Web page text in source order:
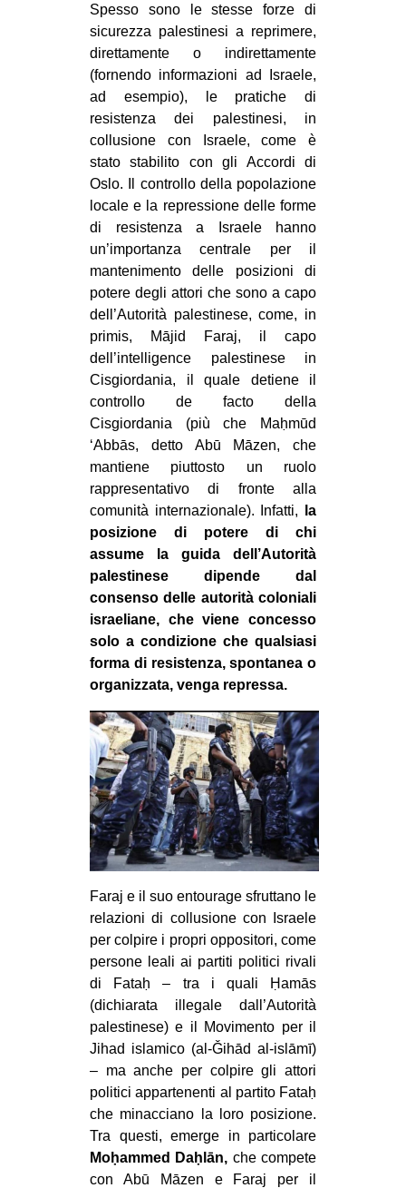
Spesso sono le stesse forze di
sicurezza palestinesi a reprimere,
direttamente o indirettamente
(fornendo informazioni ad Israele,
ad esempio), le pratiche di
resistenza dei palestinesi, in
collusione con Israele, come è
stato stabilito con gli Accordi di
Oslo. Il controllo della popolazione
locale e la repressione delle forme
di resistenza a Israele hanno
un’importanza centrale per il
mantenimento delle posizioni di
potere degli attori che sono a capo
dell’Autorità palestinese, come, in
primis, Mājid Faraj, il capo
dell’intelligence palestinese in
Cisgiordania, il quale detiene il
controllo de facto della
Cisgiordania (più che Maḥmūd
‘Abbās, detto Abū Māzen, che
mantiene piuttosto un ruolo
rappresentativo di fronte alla
comunità internazionale). Infatti, la
posizione di potere di chi
assume la guida dell’Autorità
palestinese dipende dal
consenso delle autorità coloniali
israeliane, che viene concesso
solo a condizione che qualsiasi
forma di resistenza, spontanea o
organizzata, venga repressa.
Faraj e il suo entourage sfruttano le
relazioni di collusione con Israele
per colpire i propri oppositori, come
persone leali ai partiti politici rivali
di Fataḥ – tra i quali Ḥamās
(dichiarata illegale dall’Autorità
palestinese) e il Movimento per il
Jihad islamico (al-Ǧihād al-islāmī)
– ma anche per colpire gli attori
politici appartenenti al partito Fataḥ
che minacciano la loro posizione.
Tra questi, emerge in particolare
Moḥammed Daḥlān, che compete
con Abū Māzen e Faraj per il